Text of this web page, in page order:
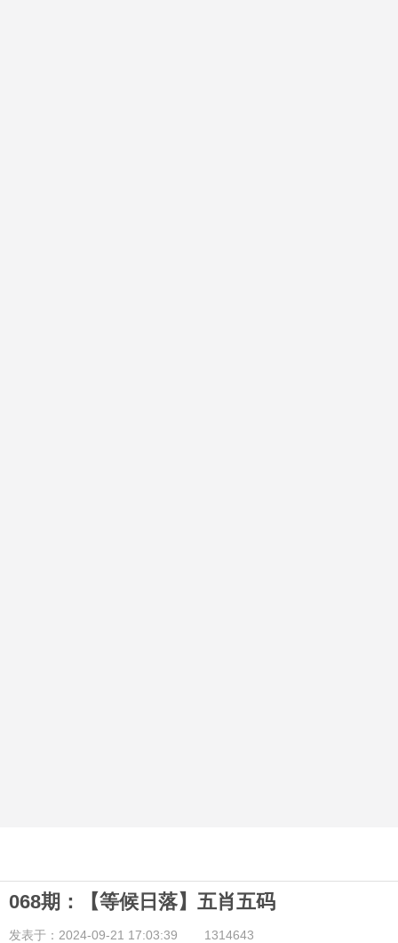
068期：【等候日落】五肖五码
发表于：2024-09-21 17:03:39 1314643